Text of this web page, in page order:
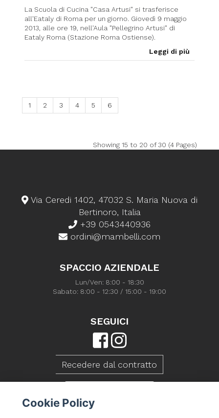
La Scuola di Cucina "Casa Artusi" si trasferisce
all'Eataly di Roma per un giorno. Giovedì 9 maggio
2013, alle ore 19, nell'Aula "Pellegrino Artusi" di
Eataly Roma (Stazione Roma Ostiense).
Leggi di più
1 2 3 4 5 6
Showing 15 to 20 of 30 (4 Pages)
Via Ceredi 1402, 47032 S. Maria Nuova di
Bertinoro, Italia
+39 0543440936
ordini@mambelli.com
SPACCIO AZIENDALE
Lun/Ven: 8:00 - 18:30
Sabato: 8:00 - 12:30 / 15:00 - 19:00
SEGUICI
Recedere dal contratto
Cookie Policy